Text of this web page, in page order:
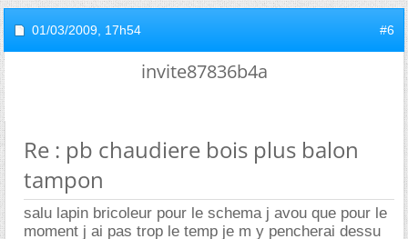
01/03/2009, 17h54 #6
invite87836b4a
Re : pb chaudiere bois plus balon
tampon
salu lapin bricoleur pour le schema j avou que pour le
moment j ai pas trop le temp je m y pencherai dessu